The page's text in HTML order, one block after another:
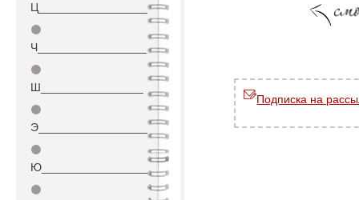
Ц_________________
⚫
Ч_________________
⚫
Ш________________
⚫
Э_________________
⚫
Ю_________________
⚫
Подписка на